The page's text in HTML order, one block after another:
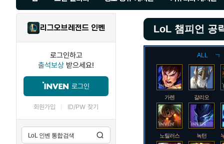
리그오브레전드 인벤
로그인하고
출석보상 받으세요!
로그인
회원가입 ID/PW 찾기
LoL 챔피언 공
ALL ㄱ
가렌 갈리오
노틸러스 녹턴